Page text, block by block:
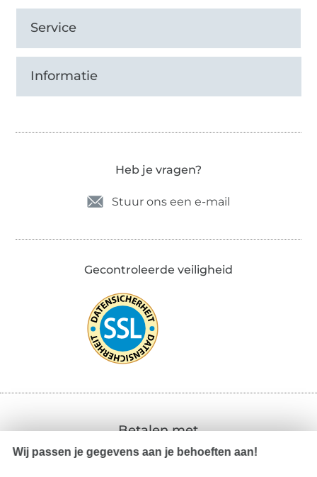
Service
Informatie
Heb je vragen?
Stuur ons een e-mail
Gecontroleerde veiligheid
Betalen met
Wij passen je gegevens aan je behoeften aan!